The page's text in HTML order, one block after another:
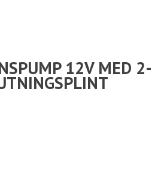
12V MED 2-